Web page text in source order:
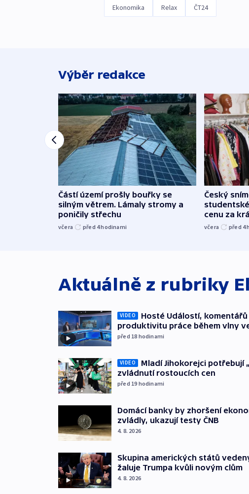
Ekonomika Relax ČT24
Výběr redakce
Částí území prošly bouřky se
silným větrem. Lámaly stromy a
poničily střechu
včera před 4hodinami
Český
cenu za
včera před 4
Aktuálně z rubriky
VIDEO
Hosté Událostí,
produktivitu práce během vlny
před 18 hodinami
VIDEO
Mladí Jihokorejci potřebují
zvládnutí rostoucích cen
před 19 hodinami
Domácí banky by zhoršení
zvládly, ukazují testy ČNB
4. 8. 2026
Skupina amerických států
žaluje Trumpa kvůli novým clům
4. 8. 2026